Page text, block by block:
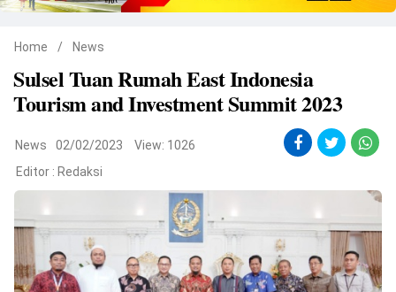
©
Copyright
2026
All
Reserved
Home / News
Sulsel Tuan Rumah East Indonesia
Tourism and Investment Summit 2023
News 02/02/2023
View: 1026
Editor : Redaksi